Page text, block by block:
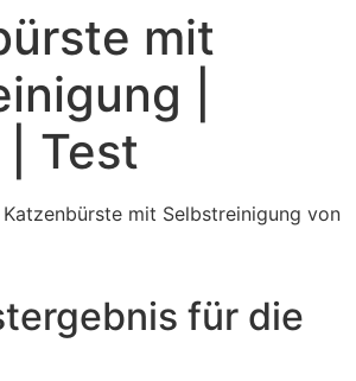
mit
|
| Test
für die